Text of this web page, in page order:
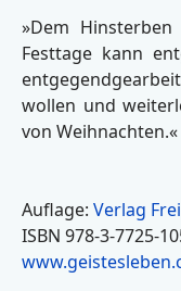
»Dem
Festtage kann
wollen und
von Weihnachten.«
Auflage: Verlag
ISBN 978-3-7725-